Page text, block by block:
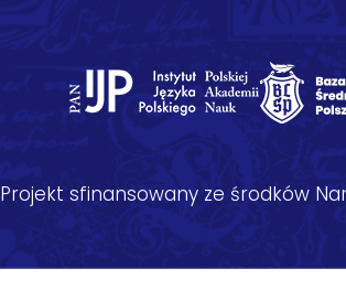
Projekt sfinansowany ze środków